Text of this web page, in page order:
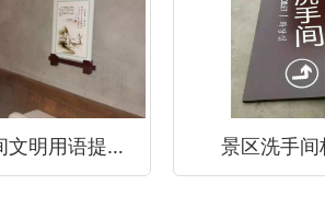
景区卫生间文明用语提示牌 景区洗手间